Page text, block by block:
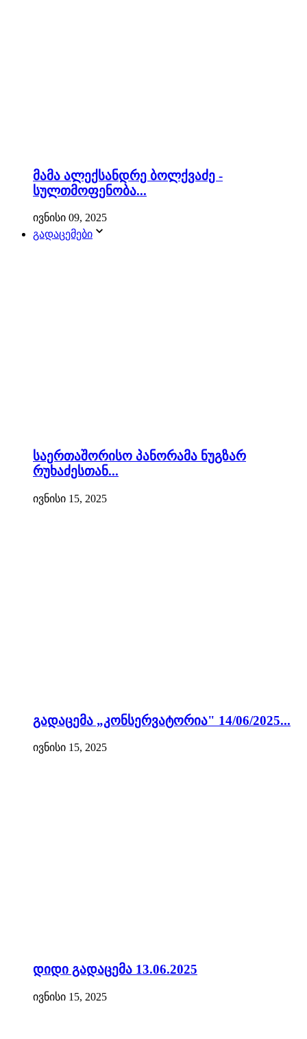
მამა ალექსანდრე ბოლქვაძე -
სულთმოფენობა...
ივნისი 09, 2025
გადაცემები
საერთაშორისო პანორამა ნუგზარ
რუხაძესთან...
ივნისი 15, 2025
გადაცემა „კონსერვატორია" 14/06/2025...
ივნისი 15, 2025
დიდი გადაცემა 13.06.2025
ივნისი 15, 2025